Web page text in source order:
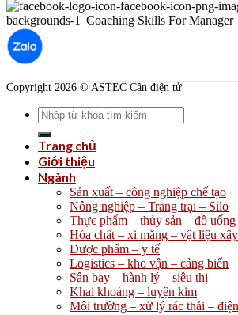
Copyright 2026 © ASTEC Cân điện tử
Search
for:
Trang chủ
Giới thiệu
Ngành
Sản xuất – công nghiệp chế tạo
Nông nghiệp – Trang trại – Silo
Thực phẩm – thủy sản – đồ uống
Hóa chất – xi măng – vật liệu
Dược phẩm – y tế
Logistics – kho vận – cảng biển
Sân bay – hành lý – siêu thị
Khai khoáng – luyện kim
Môi trường – xử lý rác thải –